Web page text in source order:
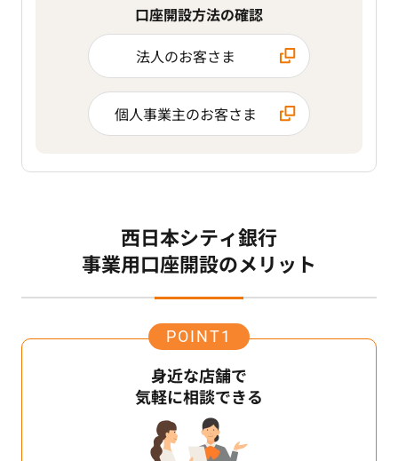
口座開設方法の確認
法人のお客さま
個人事業主のお客さま
西日本シティ銀行
事業用口座開設のメリット
POINT1
身近な店舗で
気軽に相談できる